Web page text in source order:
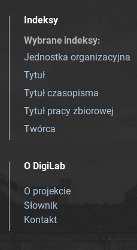
Indeksy
Wybrane indeksy:
Jednostka organizacyjna
Tytuł
Tytuł czasopisma
Tytuł pracy zbiorowej
Twórca
O DigiLab
O projekcie
Słownik
Kontakt